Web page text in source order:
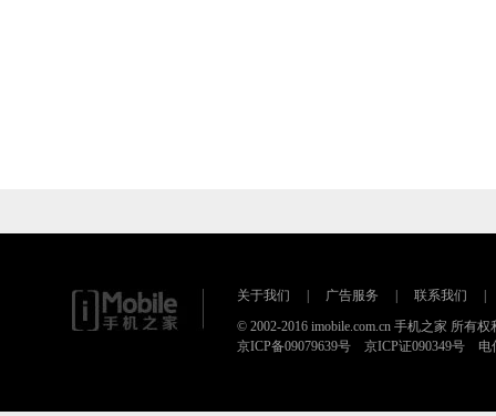
关于我们 广告服务 联系我们
© 2002-2016 imobile.com.cn 手机之家 所有权
京ICP备09079639号 京ICP证090349号 电